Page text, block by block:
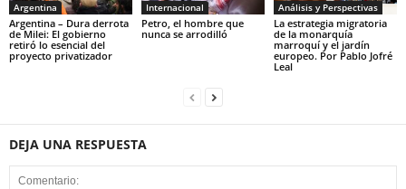
Argentina
Argentina – Dura derrota
de Milei: El gobierno
retiró lo esencial del
proyecto privatizador
Internacional
Petro, el hombre que
nunca se arrodilló
Análisis y Perspectivas
La estrategia migratoria
de la monarquía
marroquí y el jardín
europeo. Por Pablo Jofré
Leal
DEJA UNA RESPUESTA